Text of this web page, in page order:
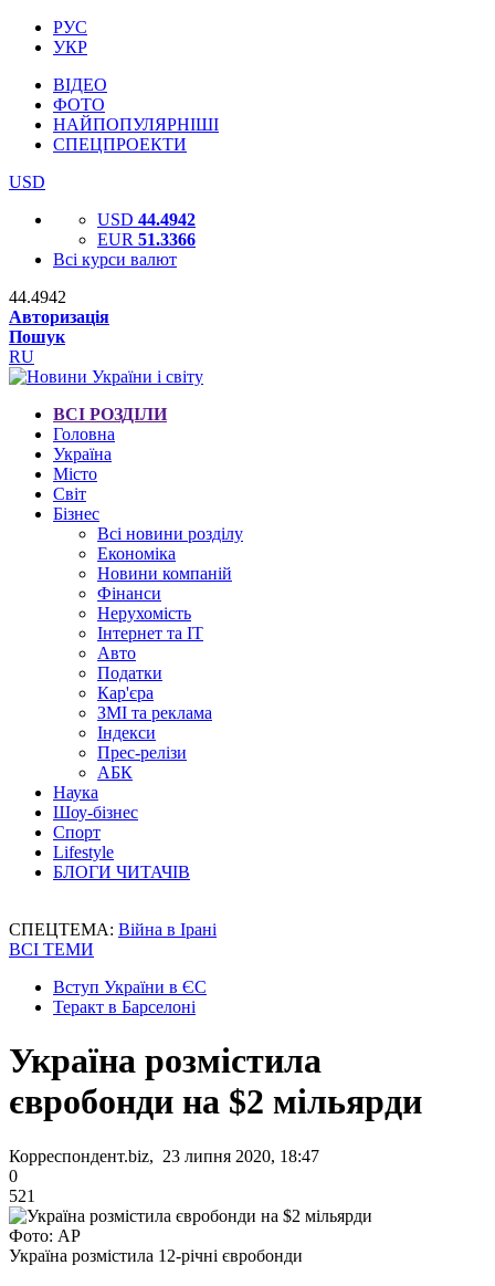
РУС
УКР
ВІДЕО
ФОТО
НАЙПОПУЛЯРНІШІ
СПЕЦПРОЕКТИ
USD
USD 44.4942
EUR 51.3366
Всі курси валют
44.4942
Авторизація
Пошук
RU
ВСІ РОЗДІЛИ
Головна
Україна
Місто
Світ
Бізнес
Всі новини розділу
Економіка
Новини компаній
Фінанси
Нерухомість
Інтернет та IT
Авто
Податки
Кар'єра
ЗМІ та реклама
Індекси
Прес-релізи
АБК
Наука
Шоу-бізнес
Спорт
Lifestyle
БЛОГИ ЧИТАЧІВ
СПЕЦТЕМА: Війна в Ірані
ВСІ ТЕМИ
Вступ України в ЄС
Теракт в Барселоні
Україна розмістила
євробонди на $2 мільярди
Корреспондент.biz, 23 липня 2020, 18:47
0
521
Фото: AP
Україна розмістила 12-річні євробонди